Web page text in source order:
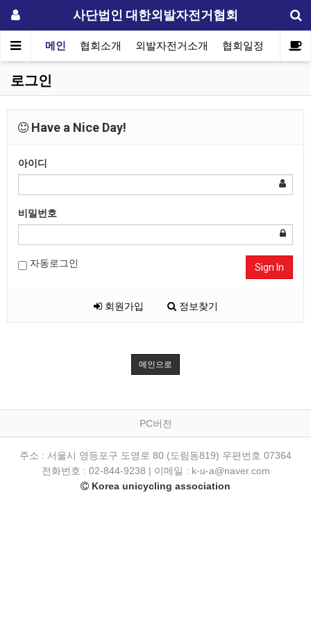
사단법인 대한외발자전거협회
메인 협회소개 외발자전거소개 협회일정 자료실
로그인
Have a Nice Day!
아이디
비밀번호
자동로그인 Sign In
회원가입 정보찾기
메인으로
PC버전
주소 : 서울시 영등포구 도영로 80 (도림동819) 우편번호 07364
전화번호 : 02-844-9238 | 이메일 : k-u-a@naver.com
Korea unicycling association